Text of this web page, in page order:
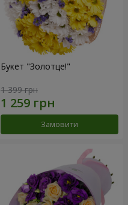
Букет "Золотце!"
1 399 грн
Замовити